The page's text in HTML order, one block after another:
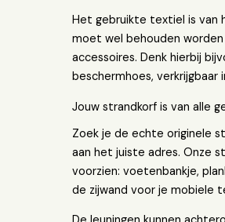
Het gebruikte textiel is van
moet wel behouden
accessoires. Denk hierbij
beschermhoes, verkrijgbaar
Jouw strandkorf is van alle
Zoek je de echte originele
aan het juiste adres. Onze
voorzien: voetenbankje,
de zijwand voor je mobiele